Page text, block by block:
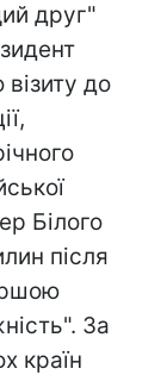
друг"
до
Білого
після
За
країн